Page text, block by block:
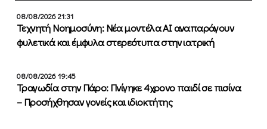
08/08/2026 21:31
Τεχνητή Νοημοσύνη: Νέα μοντέλα ΑΙ αναπαράγουν
φυλετικά και έμφυλα στερεότυπα στην ιατρική
08/08/2026 19:45
Τραγωδία στην Πάρο: Πνίγηκε 4χρονο παιδί σε πισίνα
– Προσήχθησαν γονείς και ιδιοκτήτης